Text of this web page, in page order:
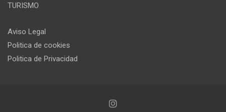
TURISMO
Aviso Legal
Politica de cookies
Politica de Privacidad